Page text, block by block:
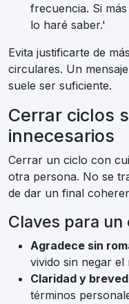
frecuencia. Si
lo haré saber.'
Evita justificarte de
circulares. Un
suele ser suficiente.
Cerrar ciclos
innecesarios
Cerrar un ciclo con
otra persona. No se
de dar un final
Claves para
Agradece sin
vivido sin negar el
Claridad y
términos